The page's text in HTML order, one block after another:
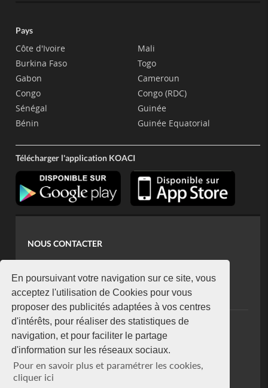
En poursuivant votre navigation sur ce site, vous
acceptez l'utilisation de Cookies pour vous
proposer des publicités adaptées à vos centres
d'intérêts, pour réaliser des statistiques de
navigation, et pour faciliter le partage
d'information sur les réseaux sociaux.
Pour en savoir plus et paramétrer les cookies,
cliquer ici
Pays
Côte d'Ivoire
Burkina Faso
Gabon
Congo
Sénégal
Bénin
Mali
Togo
Cameroun
Congo (RDC)
Guinée
Guinée Equatorial
Télécharger l'application KOACI
NOUS CONTACTER
koaci@yahoo.fr
+225 07 08 85 52 93
NEWSLETTER
Restez connecté via notre newsletter
S'abonner
Se désabonner